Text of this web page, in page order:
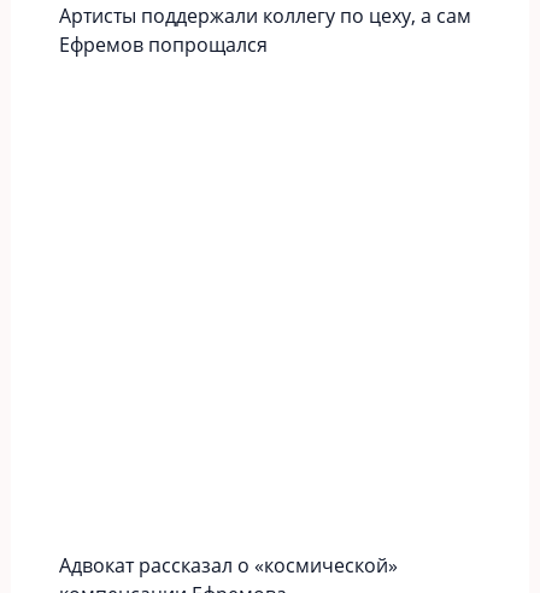
Артисты поддержали коллегу по цеху, а сам
Ефремов попрощался
Адвокат рассказал о «космической»